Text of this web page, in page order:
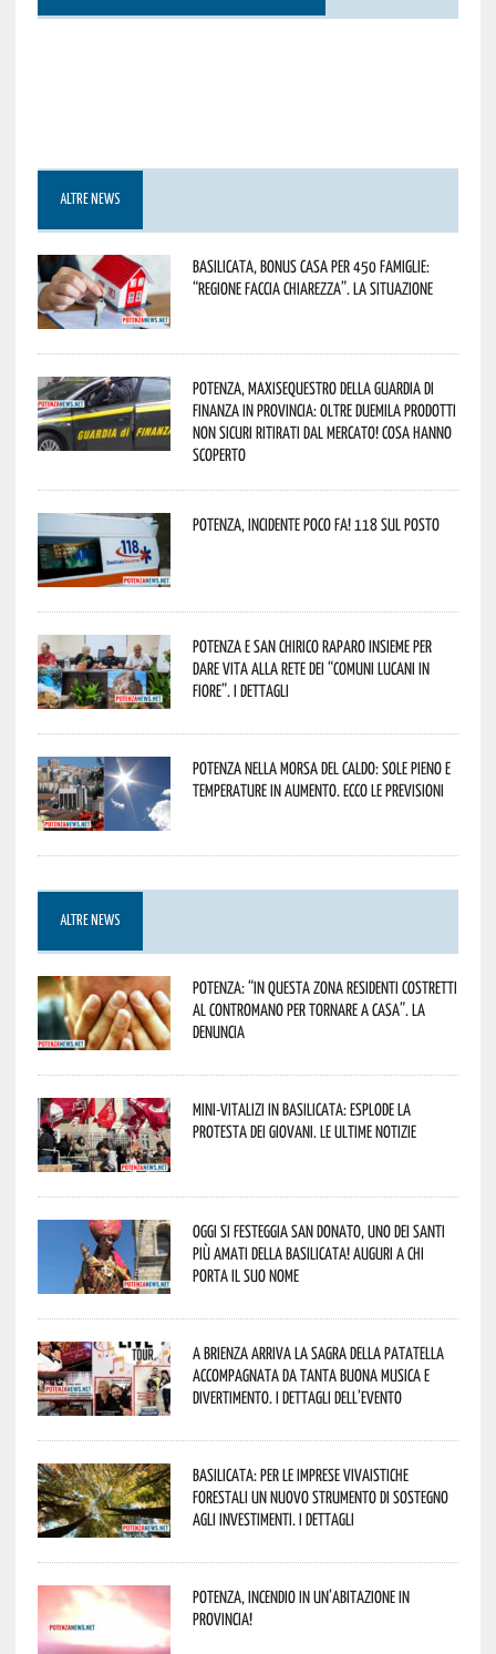
ALTRE NEWS
Basilicata, Bonus casa per 450 famiglie:
“Regione faccia chiarezza”. La situazione
Potenza, maxisequestro della Guardia di
Finanza in provincia: oltre duemila prodotti
non sicuri ritirati dal mercato! Cosa hanno
scoperto
Potenza, incidente poco fa! 118 sul posto
Potenza e San Chirico Raparo insieme per
dare vita alla rete dei “Comuni Lucani in
Fiore”. I dettagli
Potenza nella morsa del caldo: sole pieno e
temperature in aumento. Ecco le previsioni
ALTRE NEWS
Potenza: “In questa zona residenti costretti
al contromano per tornare a casa”. La
denuncia
Mini-vitalizi in Basilicata: esplode la
protesta dei giovani. Le ultime notizie
Oggi si festeggia San Donato, uno dei Santi
più amati della Basilicata! Auguri a chi
porta il suo nome
A Brienza arriva la Sagra della Patatella
accompagnata da tanta buona musica e
divertimento. I dettagli dell’evento
Basilicata: per le imprese vivaistiche
forestali un nuovo strumento di sostegno
agli investimenti. I dettagli
Potenza, incendio in un’abitazione in
provincia!